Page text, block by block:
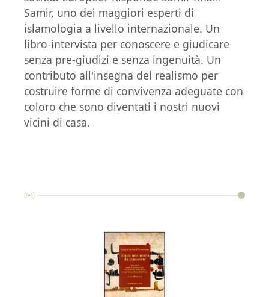
Samir, uno dei maggiori esperti di
islamologia a livello internazionale. Un
libro-intervista per conoscere e giudicare
senza pre-giudizi e senza ingenuità. Un
contributo all'insegna del realismo per
costruire forme di convivenza adeguate con
coloro che sono diventati i nostri nuovi
vicini di casa.